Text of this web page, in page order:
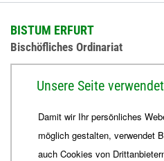
BISTUM ERFURT
Bischöfliches Ordinariat
+49 361 6572-444
ordinariat Bistum-Erfurt.de
Unsere Seite
Damit wir Ihr persönliches
möglich gestalten, verwendet
auch Cookies von